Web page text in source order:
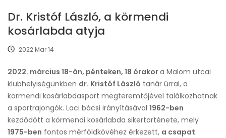
Dr. Kristóf László, a körmendi
kosárlabda atyja
2022 Mar 14
2022. március 18-án, pénteken, 18 órakora Malom utcai
klubhelyiségünkben dr. Kristóf László tanár úrral, a
körmendi kosárlabdasport megteremtőjével találkozhatnak
a sportrajongók. Laci bácsi irányításával 1962-ben
kezdődött a körmendi kosárlabda sikertörténete, mely
1975-ben fontos mérföldkövéhez érkezett, a csapat